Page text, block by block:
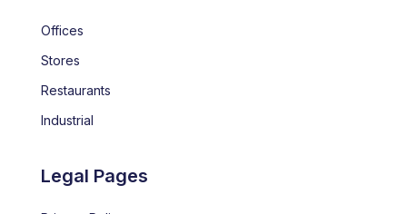
Offices
Stores
Restaurants
Industrial
Legal Pages